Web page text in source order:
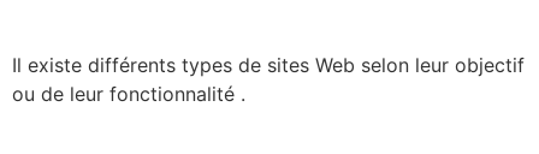
Il existe différents types de sites Web selon leur objectif
ou de leur fonctionnalité .